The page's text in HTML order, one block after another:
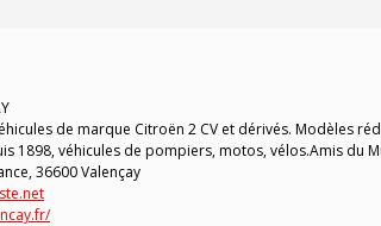
de marque Citroën 2 CV et dérivés. Modèles
1898, véhicules de pompiers, motos, vélos.Amis du
36600 Valençay